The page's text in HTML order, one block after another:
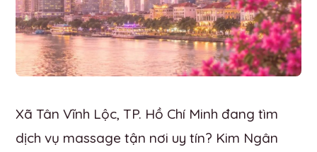
Xã Tân Vĩnh Lộc, TP. Hồ Chí Minh đang tìm
dịch vụ massage tận nơi uy tín? Kim Ngân